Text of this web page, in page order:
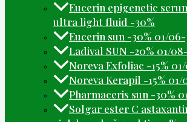
Eucerin epigenetic
ultra light fluid -30%
Eucerin sun -30% 01/06-
Ladival SUN -20% 01/
Noreva Exfoliac -15%
Noreva Kerapil -15% 01/
Pharmaceris sun -30%
Solgar ester C